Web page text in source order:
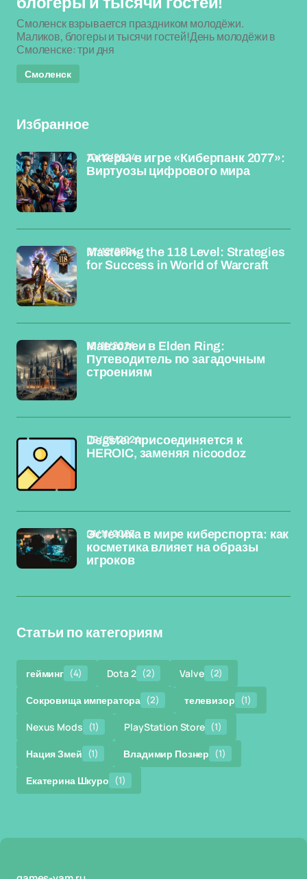
Смоленск взрывается праздником молодёжи.
Маликов, блогеры и тысячи гостей!День молодёжи в
Смоленске: три дня
Смоленск
Избранное
Актеры в игре «Киберпанк 2077»:
Виртуозы цифрового мира
10/12/2024
Mastering the 118 Level: Strategies
for Success in World of Warcraft
07/12/2024
Мавзолеи в Elden Ring:
Путеводитель по загадочным
строениям
10/11/2024
Degster присоединяется к
HEROIC, заменяя nicoodoz
09/05/2024
Эстетика в мире киберспорта: как
косметика влияет на образы
игроков
01/11/2023
Статьи по категориям
гейминг (4) Dota 2 (2) Valve (2)
Сокровища императора (2) телевизор (1)
Nexus Mods (1) PlayStation Store (1)
Нация Змей (1) Владимир Познер (1)
Екатерина Шкуро (1)